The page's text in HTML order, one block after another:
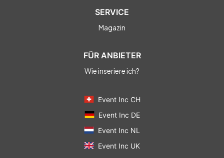
SERVICE
Magazin
FÜR ANBIETER
Wie inseriere ich?
Event Inc CH
Event Inc DE
Event Inc NL
Event Inc UK